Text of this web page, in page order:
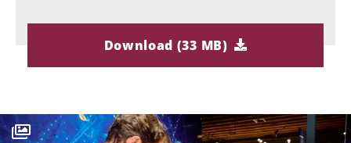
Download (33 MB)